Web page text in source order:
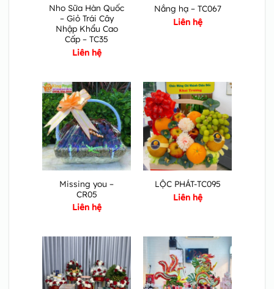
Nho Sữa Hàn Quốc
– Giỏ Trái Cây
Nhập Khẩu Cao
Cấp – TC35
Liên hệ
Nắng hạ – TC067
Liên hệ
Missing you –
CR05
Liên hệ
LỘC PHÁT-TC095
Liên hệ